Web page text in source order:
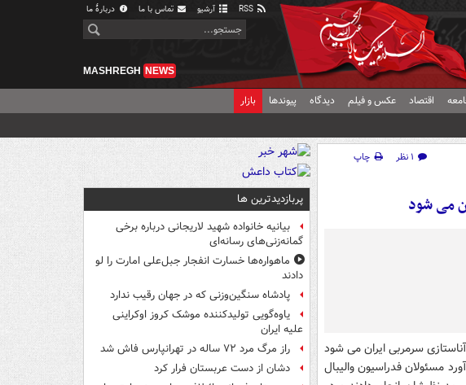
آرشیو تماس با ما دربارهٔ ما
MASHREGH NEWS
اقتصاد عکس و فیلم دیدگاه پیوندها بازار
۱ نظر
چاپ
می شود
مسئولان فدراسیون والیبال
پربازدیدترین ها
بیانیه خانواده شهید لاریجانی درباره برخی
گمانه‌زنی‌های رسانه‌ای
ماهواره‌ها خسارت انفجار جبل‌علی امارت را لو
دادند
پادشاه سنگین‌وزنی که در جهان رقیب ندارد
یاوه‌گویی تولیدکننده موشک کروز اوکراینی
علیه ایران
راز مرگ مرد ۷۲ ساله در تهرانپارس فاش شد
دشان از دست عربستان فرار کرد